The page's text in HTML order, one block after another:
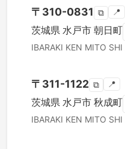
〒 310-0831 ⧉ 📍
茨城県 水戸市 朝日町
IBARAKI KEN MITO SHI
〒 311-1122 ⧉ 📍
茨城県 水戸市 秋成町
IBARAKI KEN MITO SHI